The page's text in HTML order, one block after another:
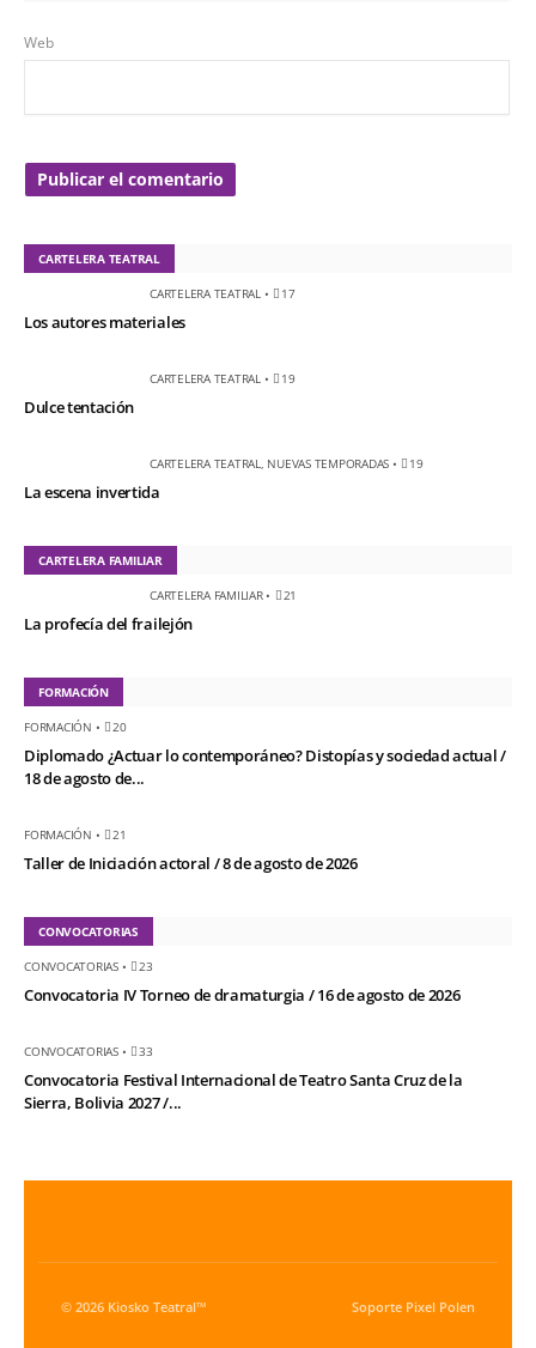
Web
CARTELERA TEATRAL
CARTELERA TEATRAL • 17
Los autores materiales
CARTELERA TEATRAL • 19
Dulce tentación
CARTELERA TEATRAL NUEVAS TEMPORADAS • 19
La escena invertida
CARTELERA FAMILIAR
CARTELERA FAMILIAR• 21
La profecía del frailejón
FORMACIÓN
FORMACIÓN • 20
Diplomado ¿Actuar lo contemporáneo? Distopías y sociedad actual /
18 de agosto de...
FORMACIÓN • 21
Taller de Iniciación actoral / 8 de agosto de 2026
CONVOCATORIAS
CONVOCATORIAS• 23
Convocatoria IV Torneo de dramaturgia / 16 de agosto de 2026
CONVOCATORIAS• 33
Convocatoria Festival Internacional de Teatro Santa Cruz de la
Sierra, Bolivia 2027 /...
© 2026 Kiosko Teatral™ Soporte Pixel Polen